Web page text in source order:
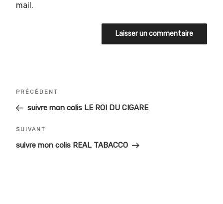
mail.
Navigation
de
l’article
Article
précédent
PRÉCÉDENT
suivre mon colis LE ROI DU CIGARE
Article
suivant
SUIVANT
suivre mon colis REAL TABACCO